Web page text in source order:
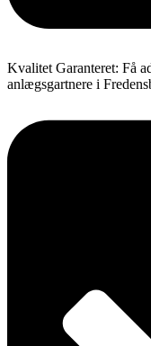
Kvalitet Garanteret: Få
anlægsgartnere i